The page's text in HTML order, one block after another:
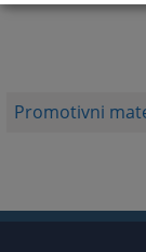
Promotivni